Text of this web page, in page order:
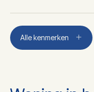
Aantal kamers
Alle kenmerken